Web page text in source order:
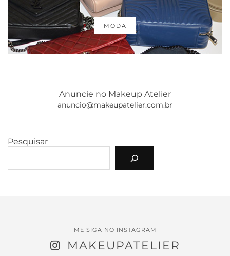
MODA
Anuncie no Makeup Atelier
anuncio@makeupatelier.com.br
Pesquisar
ME SIGA NO INSTAGRAM
MAKEUPATELIER